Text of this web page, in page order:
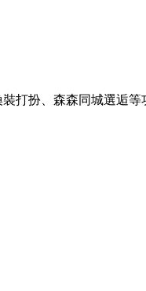
打扮、森森同城選逅等